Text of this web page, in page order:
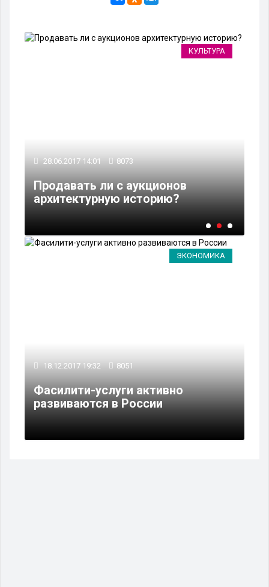
КУЛЬТУРА
28.06.2017 14:01 8073
Продавать ли с аукционов
архитектурную историю?
ЭКОНОМИКА
18.12.2017 19:32 8051
Фасилити-услуги активно
развиваются в России